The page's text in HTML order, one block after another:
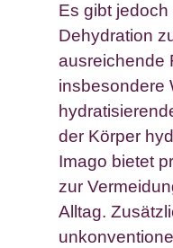
Es gibt
Dehydration
ausreichende
insbesondere
der Körper
Imago bietet
zur
Alltag.